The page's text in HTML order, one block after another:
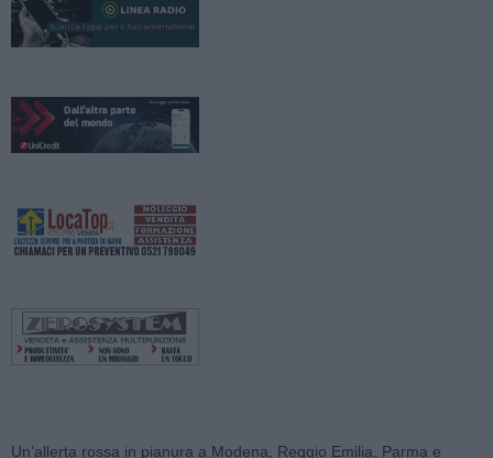
Un’allerta rossa in pianura a Modena, Reggio Emilia, Parma e